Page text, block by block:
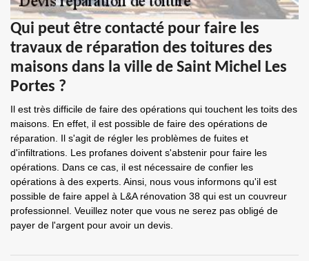
Qui peut être contacté pour faire les
travaux de réparation des toitures des
maisons dans la ville de Saint Michel Les
Portes ?
Il est très difficile de faire des opérations qui touchent les toits des
maisons. En effet, il est possible de faire des opérations de
réparation. Il s'agit de régler les problèmes de fuites et
d'infiltrations. Les profanes doivent s'abstenir pour faire les
opérations. Dans ce cas, il est nécessaire de confier les
opérations à des experts. Ainsi, nous vous informons qu'il est
possible de faire appel à L&A rénovation 38 qui est un couvreur
professionnel. Veuillez noter que vous ne serez pas obligé de
payer de l'argent pour avoir un devis.